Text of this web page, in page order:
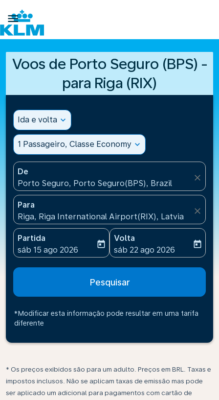

Voos de Porto Seguro (BPS) -
para Riga (RIX)
Ida e volta expand_more
1 Passageiro, Classe Economy expand_more
De
Porto Seguro, Porto Seguro(BPS), Brazil
close
Para
Riga, Riga International Airport(RIX), Latvia
close
Partida
fc-booking-departure-date-aria-label
sáb 15 ago 2026
today
Volta
fc-booking-return-date-
sáb 22 ago 2026
today
Pesquisar
*Modificar esta informação pode resultar em uma tarifa
diferente
* Os preços exibidos são para um adulto. Preços em BRL. Taxas e
impostos inclusos. Não se aplicam taxas de emissão mas pode
ser aplicado um adicional para pagamentos com cartão de